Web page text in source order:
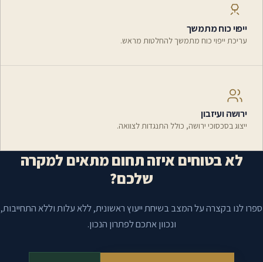
ייפוי כוח מתמשך
עריכת ייפוי כוח מתמשך להחלטות מראש.
ירושה ועיזבון
ייצוג בסכסוכי ירושה, כולל התנגדות לצוואה.
לא בטוחים איזה תחום מתאים למקרה
שלכם?
ספרו לנו בקצרה על המצב בשיחת ייעוץ ראשונית, ללא עלות וללא התחייבות,
ונכוון אתכם לפתרון הנכון.